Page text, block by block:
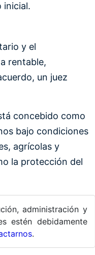
inicial.
y el
rentable,
un juez
concebido como
bajo condiciones
agrícolas y
la protección del
administración y
estén debidamente
.